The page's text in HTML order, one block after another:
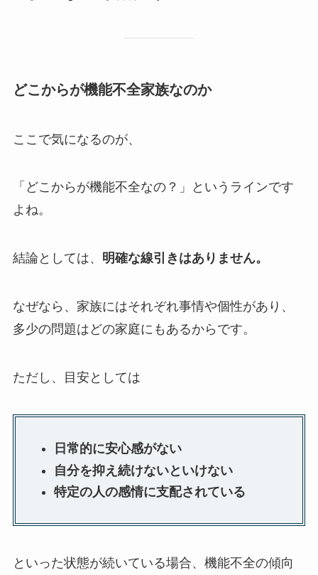
どこからが機能不全家族なのか
ここで気になるのが、
「どこからが機能不全なの？」というラインです
よね。
結論としては、 明確な線引きはありません。
なぜなら、家族にはそれぞれ事情や個性があり、
多少の問題はどの家庭にもあるからです。
ただし、目安としては
日常的に安心感がない
自分を抑え続けないといけない
特定の人の感情に支配されている
といった状態が続いている場合、機能不全の傾向